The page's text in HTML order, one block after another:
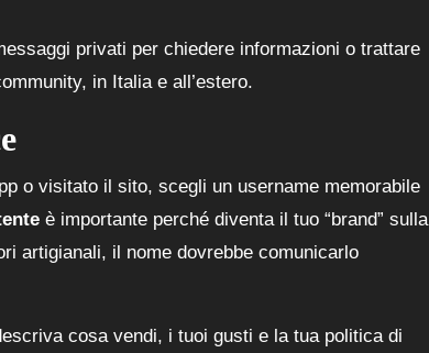
privati per chiedere informazioni o trattare
in Italia e all’estero.
o visitato il sito, scegli un username memorabile
è importante perché diventa il tuo “brand” sulla
artigianali, il nome dovrebbe comunicarlo
cosa vendi, i tuoi gusti e la tua politica di